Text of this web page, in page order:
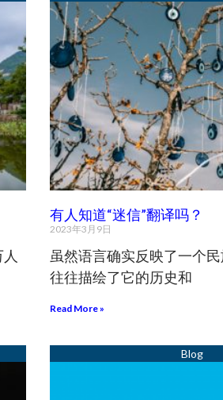
有人知道“迷信”翻译吗？
2023年3月9日
虽然语言确实反映了一个
往往描绘了它的历史和
Read More »